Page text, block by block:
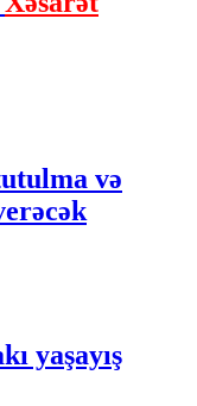
və
yaşayış